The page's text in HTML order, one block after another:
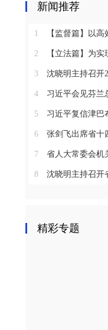
新闻推荐
1 【监督篇】以
2 【立法篇】为实现“三
3 沈晓明主持召开2025年度市州和省直
4 习近平会见芬兰
5 习近平复信津巴
6 张剑飞出席省十四届
7 省人大常委会机关离退休干
8 沈晓明主持召开
精彩专题